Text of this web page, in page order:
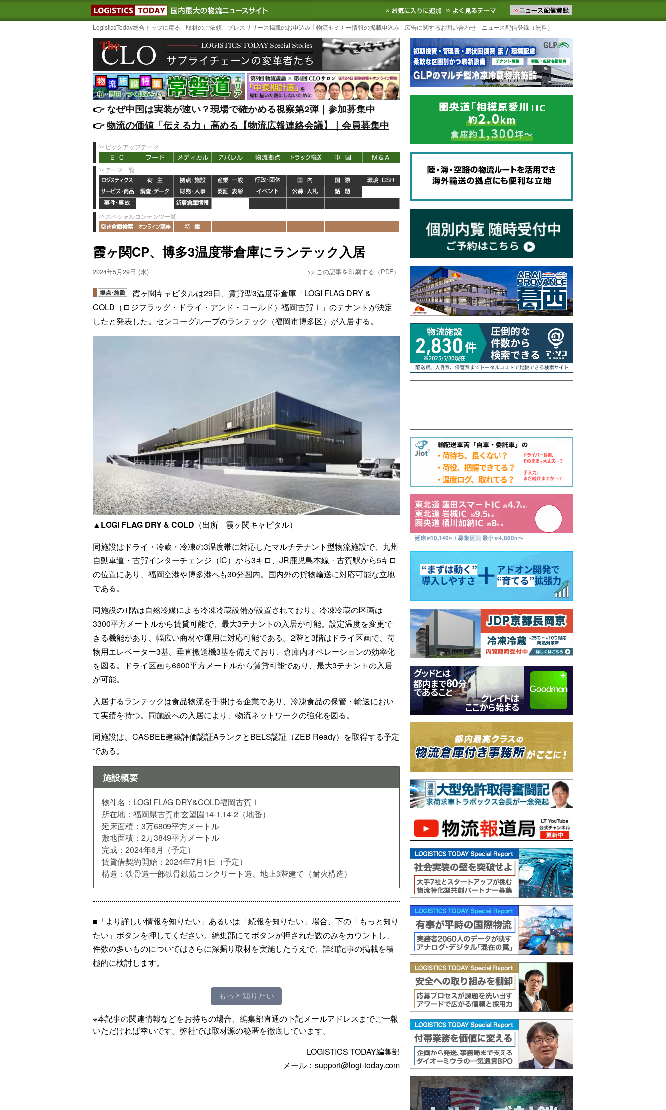
LOGISTICS TODAY｜国内最大の物流ニュースサイト3PL, SCMなど国内外の最新の物流ニュースをお届けします。物流ニュースメール配信を登録す
お気に入りに追加 よく見るテーマ
LogisticsToday総合トップに戻る 取材のご依頼、プレスリリース掲載のお申込み 物流セミナー情報の掲載申込み 広告に関するお問い合わせ ニュース配信登録（無料）
👉️なぜ中国は実装が速い？現場で確かめる視察第2弾｜参加募集中
👉️物流の価値「伝える力」高める【物流広報連絡会議】｜会員募集中
ピックアップテーマ
テーマ一覧
スペシャルコンテンツ一覧
霞ヶ関CP、博多3温度帯倉庫にランテック入居
2024年5月29日 (水) >> この記事を印刷する（PDF）
霞ヶ関キャピタルは29日、賃貸型3温度帯倉庫「LOGI FLAG DRY &
COLD（ロジフラッグ・ドライ・アンド・コールド）福岡古賀Ⅰ」のテナントが決定
したと発表した。センコーグループのランテック（福岡市博多区）が入居する。
▲LOGI FLAG DRY & COLD （出所：霞ヶ関キャピタル）
同施設はドライ・冷蔵・冷凍の3温度帯に対応したマルチテナント型物流施設で、九州
自動車道・古賀インターチェンジ（IC）から3キロ、JR鹿児島本線・古賀駅から5キロ
の位置にあり、福岡空港や博多港へも30分圏内。国内外の貨物輸送に対応可能な立地
である。
同施設の1階は自然冷媒による冷凍冷蔵設備が設置されており、冷凍冷蔵の区画は
3300平方メートルから賃貸可能で、最大3テナントの入居が可能。設定温度を変更で
きる機能があり、幅広い商材や運用に対応可能である。2階と3階はドライ区画で、荷
物用エレベーター3基、垂直搬送機3基を備えており、倉庫内オペレーションの効率化
を図る。ドライ区画も6600平方メートルから賃貸可能であり、最大3テナントの入居
が可能。
入居するランテックは食品物流を手掛ける企業であり、冷凍食品の保管・輸送におい
て実績を持つ。同施設への入居により、物流ネットワークの強化を図る。
同施設は、CASBEE建築評価認証AランクとBELS認証（ZEB Ready）を取得する予定
である。
施設概要
物件名：LOGI FLAG DRY&COLD福岡古賀Ⅰ
所在地：福岡県古賀市玄望園14-1,14-2（地番）
延床面積：3万6809平方メートル
敷地面積：2万3849平方メートル
完成：2024年6月（予定）
賃貸借契約開始：2024年7月1日（予定）
構造：鉄骨造一部鉄骨鉄筋コンクリート造、地上3階建て（耐火構造）
■「より詳しい情報を知りたい」あるいは「続報を知りたい」場合、下の「もっと知り
たい」ボタンを押してください。編集部にてボタンが押された数のみをカウントし、
件数の多いものについてはさらに深掘り取材を実施したうえで、詳細記事の掲載を積
極的に検討します。
もっと知りたい
※本記事の関連情報などをお持ちの場合、編集部直通の下記メールアドレスまでご一報
いただければ幸いです。弊社では取材源の秘匿を徹底しています。
LOGISTICS TODAY編集部
メール：support@logi-today.com